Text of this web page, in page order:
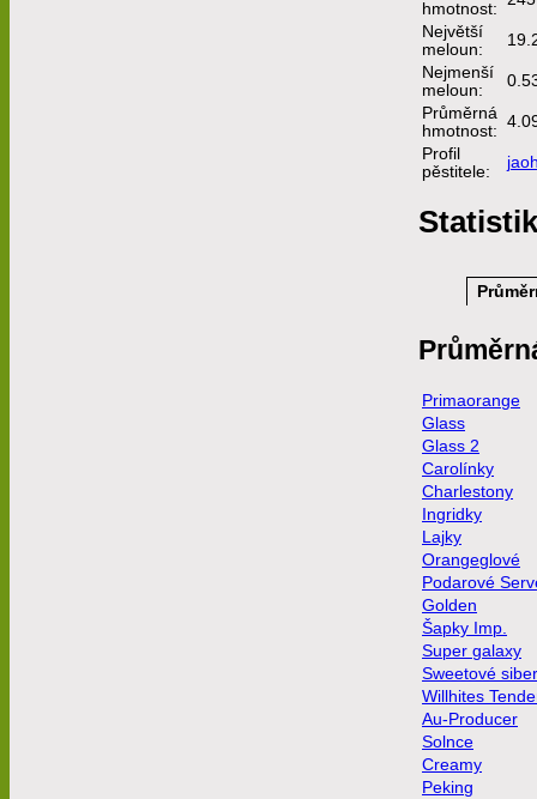
hmotnost:
Největší
meloun:
Nejmenší
meloun:
Průměrná
hmotnost:
Profil
pěstitele:
Primaorange
Glass
Glass 2
Carolínky
Charlestony
Ingridky
Lajky
Orangeglové
Podarové
Golden
Šapky Imp.
Super galaxy
Sweetové
Willhites
Au-Producer
Solnce
Creamy
Peking